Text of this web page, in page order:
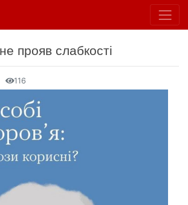
прояв слабкості
116